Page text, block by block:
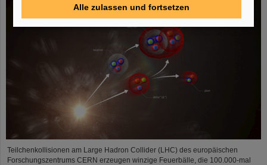
Teilchenkollisionen am Large Hadron Collider (LHC) des europäischen
Forschungszentrums CERN erzeugen winzige Feuerbälle, die 100.000-mal
Alle zulassen und fortsetzen